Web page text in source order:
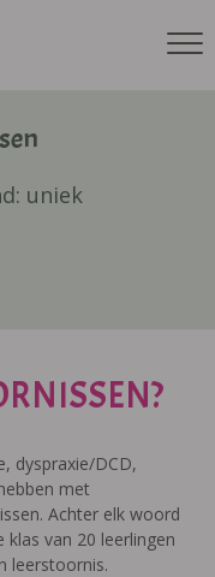
uniek
dyspraxie/DCD,
met
Achter elk woord
klas van 20 leerlingen
leerstoornis.